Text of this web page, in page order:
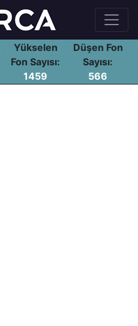
Yükselen
Fon Sayısı:
1459
Düşen Fon
Sayısı:
566